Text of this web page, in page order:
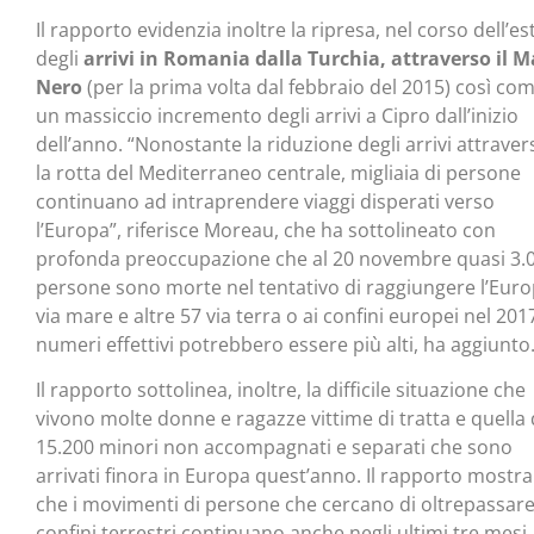
Il rapporto evidenzia inoltre la ripresa, nel corso
degli arrivi in Romania dalla Turchia, attraverso il
Nero (per la prima volta dal febbraio del 2015) così
un massiccio incremento degli arrivi a Cipro dall’inizio
dell’anno. “Nonostante la riduzione degli arrivi
la rotta del Mediterraneo centrale, migliaia di persone
continuano ad intraprendere viaggi disperati verso
l’Europa”, riferisce Moreau, che ha sottolineato con
profonda preoccupazione che al 20 novembre quasi
persone sono morte nel tentativo di raggiungere
via mare e altre 57 via terra o ai confini europei nel
numeri effettivi potrebbero essere più alti, ha aggiunto.
Il rapporto sottolinea, inoltre, la difficile situazione che
vivono molte donne e ragazze vittime di tratta e quella
15.200 minori non accompagnati e separati che sono
arrivati finora in Europa quest’anno. Il rapporto
che i movimenti di persone che cercano di